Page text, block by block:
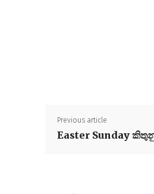
Previous article
Easter Sunday